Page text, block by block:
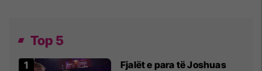
Top 5
Fjalët e para të Joshuas